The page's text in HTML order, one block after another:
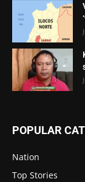
POPULAR
Nation
Top Stories